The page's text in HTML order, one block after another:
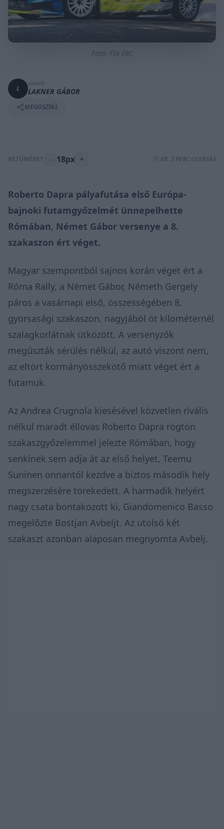
Fotó: FIA ERC
L LAKNER GÁBOR
MEGOSZTÁS
BETŰMÉRET: - 18px + ⏱️ KB. 3 PERC OLVASÁS
Roberto Dapra pályafutása első Európa-
bajnoki futamgyőzelmét ünnepelhette
Rómában, Német Gábor versenye a 8.
szakaszon ért véget.
Magyar szempontból sajnos korán véget ért a
Róma Rally, a Német Gábor, Németh Gergely
páros a vasárnapi első, összességében 8.
gyorsasági szakaszon, nagyjából öt kilométernél
szalagkorlátnak ütközött. A versenyzők
megúszták sérülés nélkül, az autó viszont nem,
az eltört kormányösszekötő miatt véget ért a
futamuk.
Az Andrea Crugnola kiesésével közvetlen rivális
nélkül maradt éllovas Roberto Dapra rögtön
szakaszgyőzelemmel jelezte Rómában, hogy
senkinek sem adja át az első helyet, Teemu
Suninen onnantól kezdve a biztos második hely
megszerzésére törekedett. A harmadik helyért
nagy csata bontakozott ki, Giandomenico Basso
megelőzte Bostjan Avbeljt. Az utolsó két
szakaszt azonban alaposan megnyomta Avbelj.